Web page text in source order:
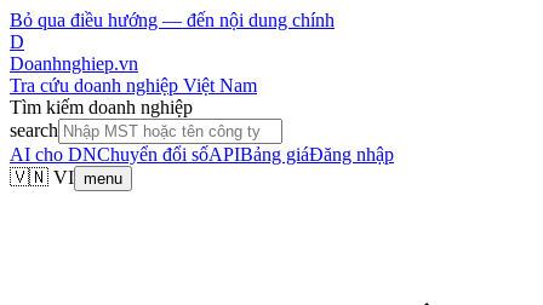
Bỏ qua điều hướng — đến nội dung chính
D
Doanhnghiep.vn
Tra cứu doanh nghiệp Việt Nam
Tìm kiếm doanh nghiệp
search
AI cho DNChuyển đổi sốAPIBảng giáĐăng nhập
🇻🇳 VI menu